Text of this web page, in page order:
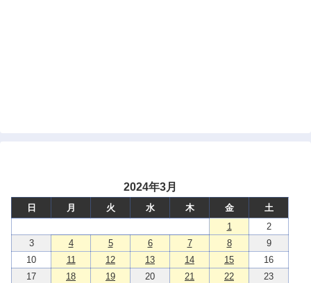
2024年3月
日 月 火 水 木 金
土
1
2
3
4 5 6 7 8
9
10
11 12 13 14 15
16
17
18 19 20 21 22
23